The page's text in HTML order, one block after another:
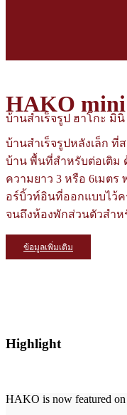
HAKO mini
บ้านสำเร็จรูป ฮาโกะ มินิ
บ้านสำเร็จรูปหลังเล็ก
บ้าน พื้นที่สำหรับต่อเติม
ความยาว 3 หรือ 6เมตร
อร์บิ้วท์อินที่ออกแบบไว้ค
จนถึงห้องพักส่วนตัวสำห
ข้อมูลเพิ่มเติม
Highlight
HAKO is now featured on